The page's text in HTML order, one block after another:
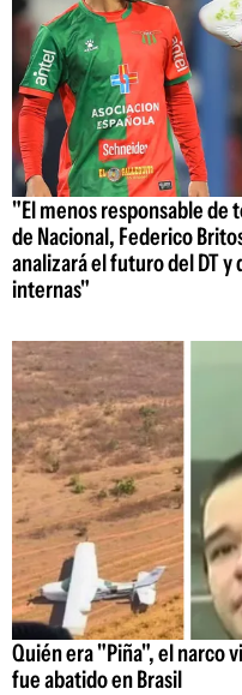
"El menos responsable de
de Nacional, Federico
analizará el futuro del DT
internas"
Quién era "Piña", el narco
fue abatido en Brasil